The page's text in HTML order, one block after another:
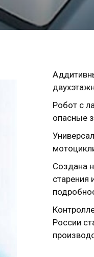
Робот с
опасные
Создана
старения
России